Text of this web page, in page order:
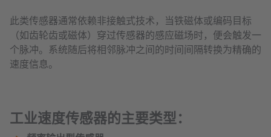
此类传感器通常依赖非接触式技术，当铁磁体或编码目标
（如齿轮齿或磁体）穿过传感器的感应磁场时，便会触发一
个脉冲。系统随后将相邻脉冲之间的时间间隔转换为精确的
速度信息。
工业速度传感器的主要类型：